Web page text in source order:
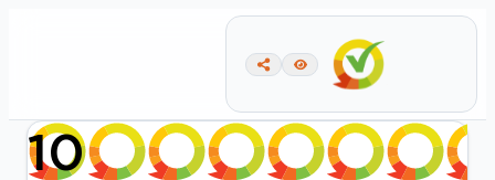
10